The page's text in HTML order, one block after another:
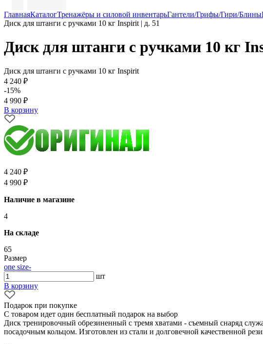
ГлавнаяКаталогТренажёры и силовой инвентарьГантели/Грифы/Гири/Блины
Диск для штанги с ручками 10 кг Inspirit | д. 51
Диск для штанги с ручками 10 кг
Диск для штанги с ручками 10 кг Inspirit
4 240 ₽
-15%
4 990 ₽
В корзину
4 240 ₽
4 990 ₽
Наличие в магазине
4
На складе
65
Размер
one size-
шт
В корзину
Подарок при покупке
С товаром идет один бесплатный подарок на выбор
Диск тренировочный обрезиненный с тремя хватами - съемный снаряд
посадочным кольцом. Изготовлен из стали и долговечной качественной